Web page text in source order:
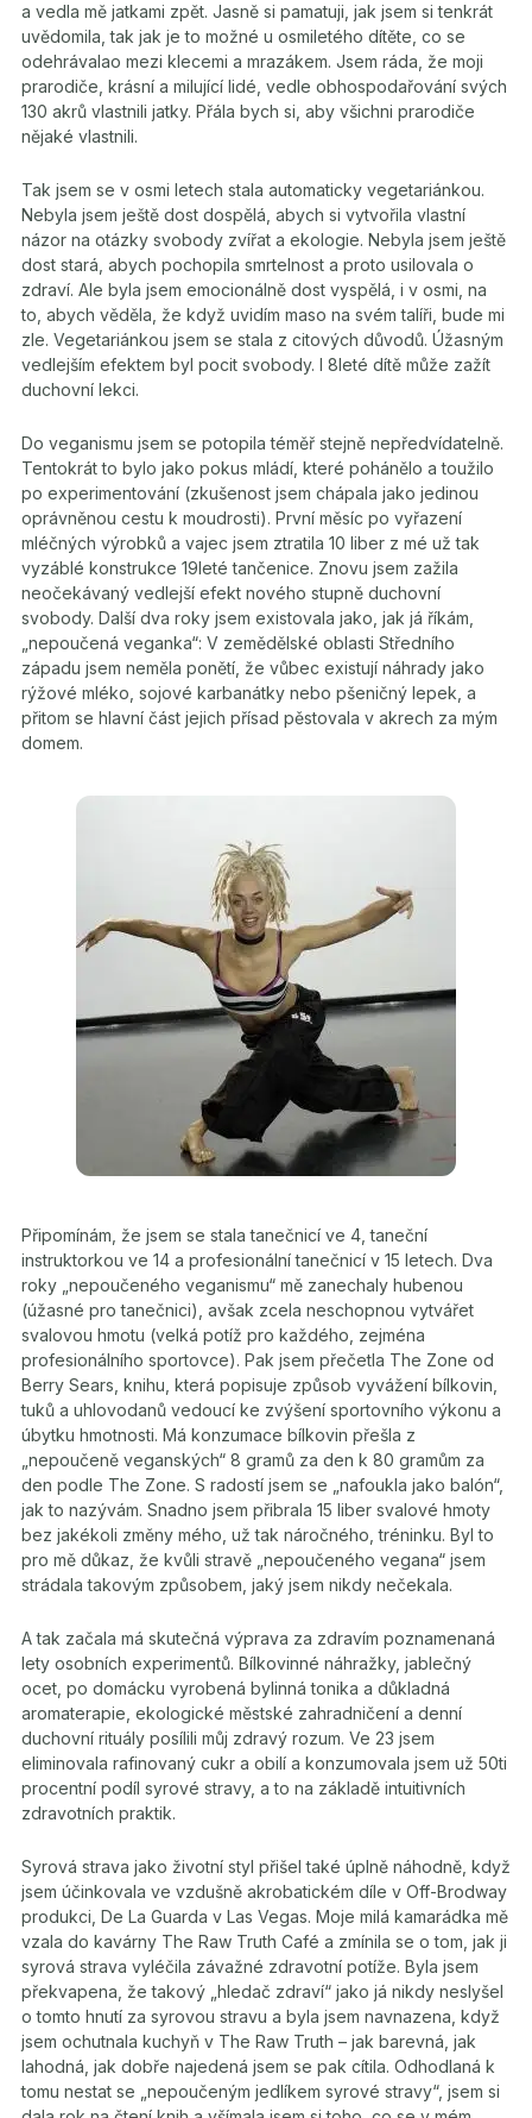
a vedla mě jatkami zpět. Jasně si pamatuji, jak jsem si tenkrát
uvědomila, tak jak je to možné u osmiletého dítěte, co se
odehrávalao mezi klecemi a mrazákem. Jsem ráda, že moji
prarodiče, krásní a milující lidé, vedle obhospodařování svých
130 akrů vlastnili jatky. Přála bych si, aby všichni prarodiče
nějaké vlastnili.
Tak jsem se v osmi letech stala automaticky vegetariánkou.
Nebyla jsem ještě dost dospělá, abych si vytvořila vlastní
názor na otázky svobody zvířat a ekologie. Nebyla jsem ještě
dost stará, abych pochopila smrtelnost a proto usilovala o
zdraví. Ale byla jsem emocionálně dost vyspělá, i v osmi, na
to, abych věděla, že když uvidím maso na svém talíři, bude mi
zle. Vegetariánkou jsem se stala z citových důvodů. Úžasným
vedlejším efektem byl pocit svobody. I 8leté dítě může zažít
duchovní lekci.
Do veganismu jsem se potopila téměř stejně nepředvídatelně.
Tentokrát to bylo jako pokus mládí, které pohánělo a toužilo
po experimentování (zkušenost jsem chápala jako jedinou
oprávněnou cestu k moudrosti). První měsíc po vyřazení
mléčných výrobků a vajec jsem ztratila 10 liber z mé už tak
vyzáblé konstrukce 19leté tančenice. Znovu jsem zažila
neočekávaný vedlejší efekt nového stupně duchovní
svobody. Další dva roky jsem existovala jako, jak já říkám,
„nepoučená veganka“: V zemědělské oblasti Středního
západu jsem neměla ponětí, že vůbec existují náhrady jako
rýžové mléko, sojové karbanátky nebo pšeničný lepek, a
přitom se hlavní část jejich přísad pěstovala v akrech za mým
domem.
Připomínám, že jsem se stala tanečnicí ve 4, taneční
instruktorkou ve 14 a profesionální tanečnicí v 15 letech. Dva
roky „nepoučeného veganismu“ mě zanechaly hubenou
(úžasné pro tanečnici), avšak zcela neschopnou vytvářet
svalovou hmotu (velká potíž pro každého, zejména
profesionálního sportovce). Pak jsem přečetla The Zone od
Berry Sears, knihu, která popisuje způsob vyvážení bílkovin,
tuků a uhlovodanů vedoucí ke zvýšení sportovního výkonu a
úbytku hmotnosti. Má konzumace bílkovin přešla z
„nepoučeně veganských“ 8 gramů za den k 80 gramům za
den podle The Zone. S radostí jsem se „nafoukla jako balón“,
jak to nazývám. Snadno jsem přibrala 15 liber svalové hmoty
bez jakékoli změny mého, už tak náročného, tréninku. Byl to
pro mě důkaz, že kvůli stravě „nepoučeného vegana“ jsem
strádala takovým způsobem, jaký jsem nikdy nečekala.
A tak začala má skutečná výprava za zdravím poznamenaná
lety osobních experimentů. Bílkovinné náhražky, jablečný
ocet, po domácku vyrobená bylinná tonika a důkladná
aromaterapie, ekologické městské zahradničení a denní
duchovní rituály posílili můj zdravý rozum. Ve 23 jsem
eliminovala rafinovaný cukr a obilí a konzumovala jsem už 50ti
procentní podíl syrové stravy, a to na základě intuitivních
zdravotních praktik.
Syrová strava jako životní styl přišel také úplně náhodně, když
jsem účinkovala ve vzdušně akrobatickém díle v Off-Brodway
produkci, De La Guarda v Las Vegas. Moje milá kamarádka mě
vzala do kavárny The Raw Truth Café a zmínila se o tom, jak ji
syrová strava vyléčila závažné zdravotní potíže. Byla jsem
překvapena, že takový „hledač zdraví“ jako já nikdy neslyšel
o tomto hnutí za syrovou stravu a byla jsem navnazena, když
jsem ochutnala kuchyň v The Raw Truth – jak barevná, jak
lahodná, jak dobře najedená jsem se pak cítila. Odhodlaná k
tomu nestat se „nepoučeným jedlíkem syrové stravy“, jsem si